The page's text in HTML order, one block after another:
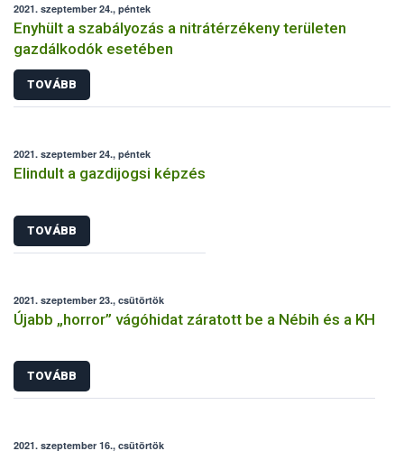
2021. szeptember 24., péntek
Enyhült a szabályozás a nitrátérzékeny területen
gazdálkodók esetében
TOVÁBB
2021. szeptember 24., péntek
Elindult a gazdijogsi képzés
TOVÁBB
2021. szeptember 23., csütörtök
Újabb „horror” vágóhidat záratott be a Nébih és a KH
TOVÁBB
2021. szeptember 16., csütörtök